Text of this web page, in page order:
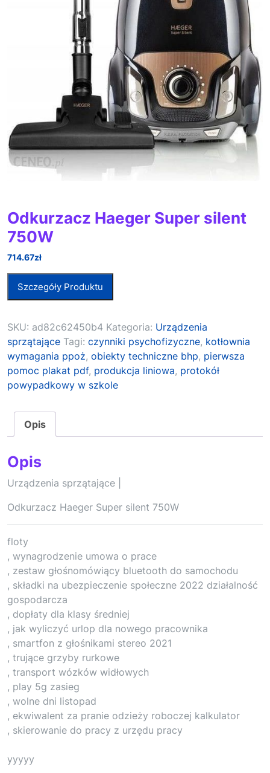
Odkurzacz Haeger Super silent
750W
714.67zł
Szczegóły Produktu
SKU: ad82c62450b4 Kategoria: Urządzenia
sprzątające Tagi: czynniki psychofizyczne, kotłownia
wymagania ppoż, obiekty techniczne bhp, pierwsza
pomoc plakat pdf, produkcja liniowa, protokół
powypadkowy w szkole
Opis
Opis
Urządzenia sprzątające |
Odkurzacz Haeger Super silent 750W
floty
, wynagrodzenie umowa o prace
, zestaw głośnomówiący bluetooth do samochodu
, składki na ubezpieczenie społeczne 2022 działalność
gospodarcza
, dopłaty dla klasy średniej
, jak wyliczyć urlop dla nowego pracownika
, smartfon z głośnikami stereo 2021
, trujące grzyby rurkowe
, transport wózków widłowych
, play 5g zasieg
, wolne dni listopad
, ekwiwalent za pranie odzieży roboczej kalkulator
, skierowanie do pracy z urzędu pracy
yyyyy